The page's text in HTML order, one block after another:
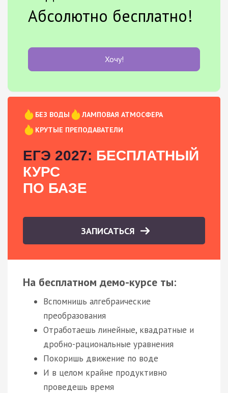
Абсолютно бесплатно!
Хочу!
БЕЗ ВОДЫ
ЛАМПОВАЯ АТМОСФЕРА
КРУТЫЕ ПРЕПОДАВАТЕЛИ
ЕГЭ 2027: БЕСПЛАТНЫЙ
КУРС
ПО БАЗЕ
ЗАПИСАТЬСЯ
На бесплатном демо-курсе ты:
Вспомнишь алгебраические
преобразования
Отработаешь линейные, квадратные и
дробно-рациональные уравнения
Покоришь движение по воде
И в целом крайне продуктивно
проведешь время